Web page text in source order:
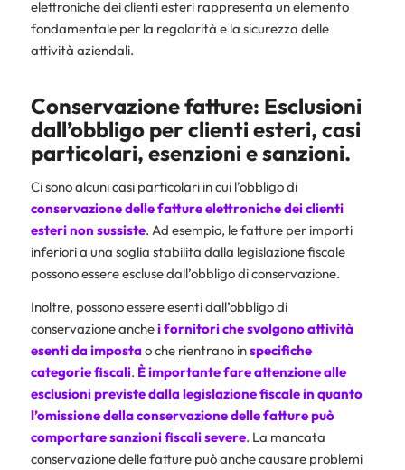
elettroniche dei clienti esteri rappresenta un elemento
fondamentale per la regolarità e la sicurezza delle
attività aziendali.
Conservazione fatture: Esclusioni
dall’obbligo per clienti esteri, casi
particolari, esenzioni e sanzioni.
Ci sono alcuni casi particolari in cui l’obbligo di
conservazione delle fatture elettroniche dei clienti
esteri non sussiste. Ad esempio, le fatture per importi
inferiori a una soglia stabilita dalla legislazione fiscale
possono essere escluse dall’obbligo di conservazione.
Inoltre, possono essere esenti dall’obbligo di
conservazione anchei fornitori che svolgono attività
esenti da impostao che rientrano inspecifiche
categorie fiscali. È importante fare attenzione alle
esclusioni previste dalla legislazione fiscale in quanto
l’omissione della conservazione delle fatture può
comportare sanzioni fiscali severe. La mancata
conservazione delle fatture può anche causare problemi